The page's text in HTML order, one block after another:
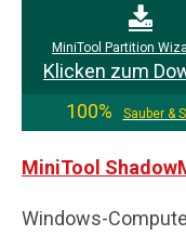
MiniTool Partition
Klicken zum
100%
Sauber &
MiniTool
Windows-